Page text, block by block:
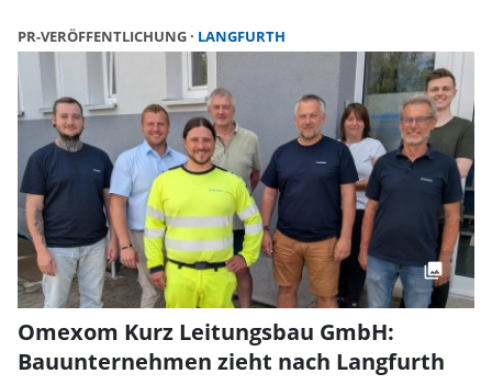
PR-VERÖFFENTLICHUNG LANGFURTH
Omexom Kurz Leitungsbau GmbH:
Bauunternehmen zieht nach Langfurth